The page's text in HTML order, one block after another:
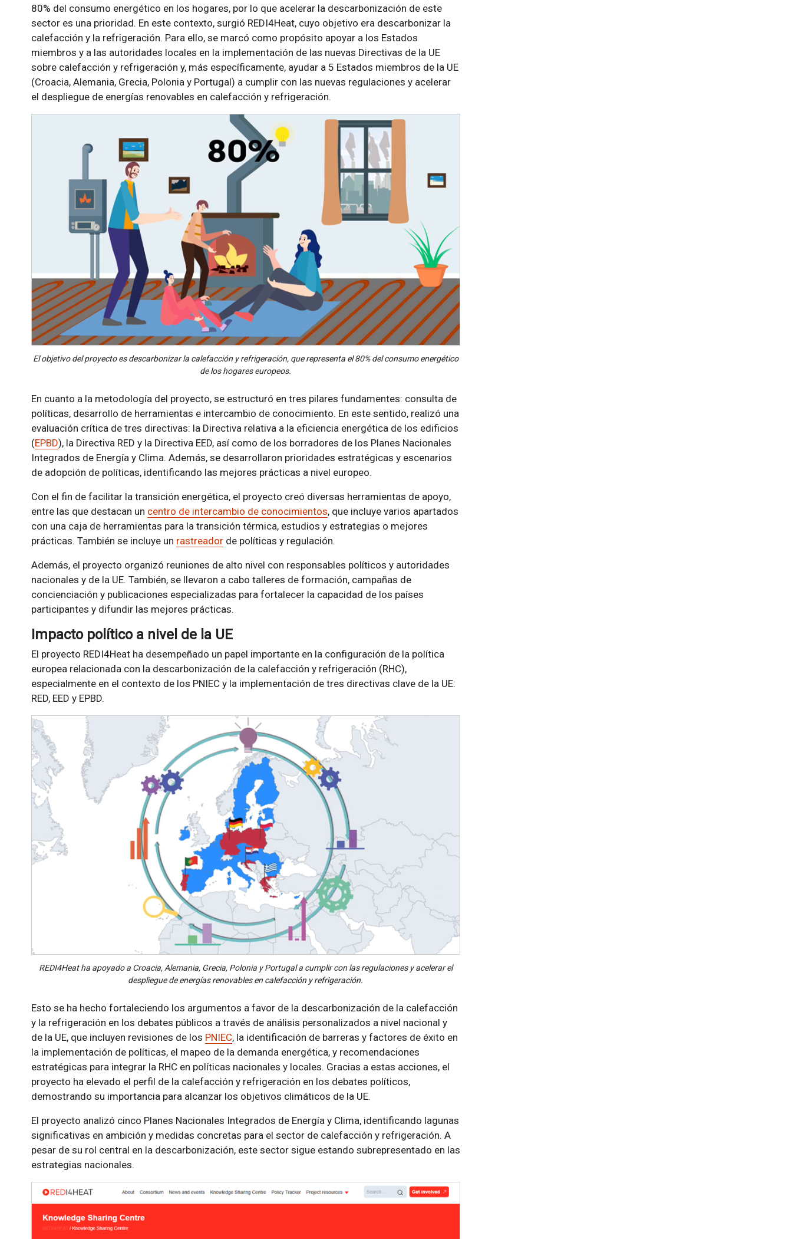
80% del consumo energético en los hogares, por lo que acelerar la descarbonización de este
sector es una prioridad. En este contexto, surgió REDI4Heat, cuyo objetivo era descarbonizar la
calefacción y la refrigeración. Para ello, se marcó como propósito apoyar a los Estados
miembros y a las autoridades locales en la implementación de las nuevas Directivas de la UE
sobre calefacción y refrigeración y, más específicamente, ayudar a 5 Estados miembros de la UE
(Croacia, Alemania, Grecia, Polonia y Portugal) a cumplir con las nuevas regulaciones y acelerar
el despliegue de energías renovables en calefacción y refrigeración.
El objetivo del proyecto es descarbonizar la calefacción y refrigeración, que representa el 80% del consumo energético
de los hogares europeos.
En cuanto a la metodología del proyecto, se estructuró en tres pilares fundamentes: consulta de
políticas, desarrollo de herramientas e intercambio de conocimiento. En este sentido, realizó una
evaluación crítica de tres directivas: la Directiva relativa a la eficiencia energética de los edificios
(EPBD), la Directiva RED y la Directiva EED, así como de los borradores de los Planes Nacionales
Integrados de Energía y Clima. Además, se desarrollaron prioridades estratégicas y escenarios
de adopción de políticas, identificando las mejores prácticas a nivel europeo.
Con el fin de facilitar la transición energética, el proyecto creó diversas herramientas de apoyo,
entre las que destacan un centro de intercambio de conocimientos, que incluye varios apartados
con una caja de herramientas para la transición térmica, estudios y estrategias o mejores
prácticas. También se incluye un rastreadorde políticas y regulación.
Además, el proyecto organizó reuniones de alto nivel con responsables políticos y autoridades
nacionales y de la UE. También, se llevaron a cabo talleres de formación, campañas de
concienciación y publicaciones especializadas para fortalecer la capacidad de los países
participantes y difundir las mejores prácticas.
Impacto político a nivel de la UE
El proyecto REDI4Heat ha desempeñado un papel importante en la configuración de la política
europea relacionada con la descarbonización de la calefacción y refrigeración (RHC),
especialmente en el contexto de los PNIEC y la implementación de tres directivas clave de la UE:
RED, EED y EPBD.
REDI4Heat ha apoyado a Croacia, Alemania, Grecia, Polonia y Portugal a cumplir con las regulaciones y acelerar el
despliegue de energías renovables en calefacción y refrigeración.
Esto se ha hecho fortaleciendo los argumentos a favor de la descarbonización de la calefacción
y la refrigeración en los debates públicos a través de análisis personalizados a nivel nacional y
de la UE, que incluyen revisiones de los PNIEC, la identificación de barreras y factores de éxito en
la implementación de políticas, el mapeo de la demanda energética, y recomendaciones
estratégicas para integrar la RHC en políticas nacionales y locales. Gracias a estas acciones, el
proyecto ha elevado el perfil de la calefacción y refrigeración en los debates políticos,
demostrando su importancia para alcanzar los objetivos climáticos de la UE.
El proyecto analizó cinco Planes Nacionales Integrados de Energía y Clima, identificando lagunas
significativas en ambición y medidas concretas para el sector de calefacción y refrigeración. A
pesar de su rol central en la descarbonización, este sector sigue estando subrepresentado en las
estrategias nacionales.